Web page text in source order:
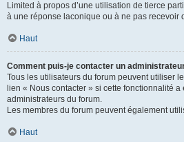
Limited à propos d’une utilisation de tierce
à une réponse laconique ou à ne pas recevoir
Haut
Comment puis-je contacter un
Tous les utilisateurs du forum peuvent utiliser
lien « Nous contacter » si cette fonctionnalité a
administrateurs du forum.
Les membres du forum peuvent également
Haut